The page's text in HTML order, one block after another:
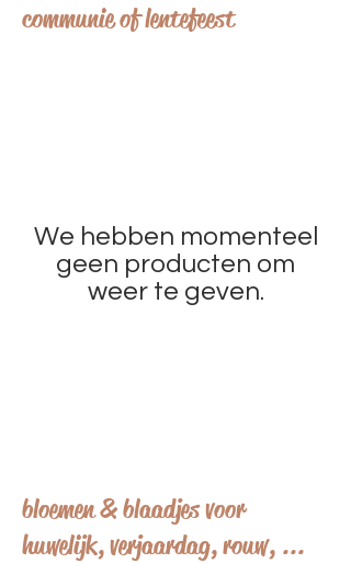
communie of lentefeest
We hebben momenteel
geen producten om
weer te geven.
bloemen & blaadjes voor
huwelijk, verjaardag, rouw, ...